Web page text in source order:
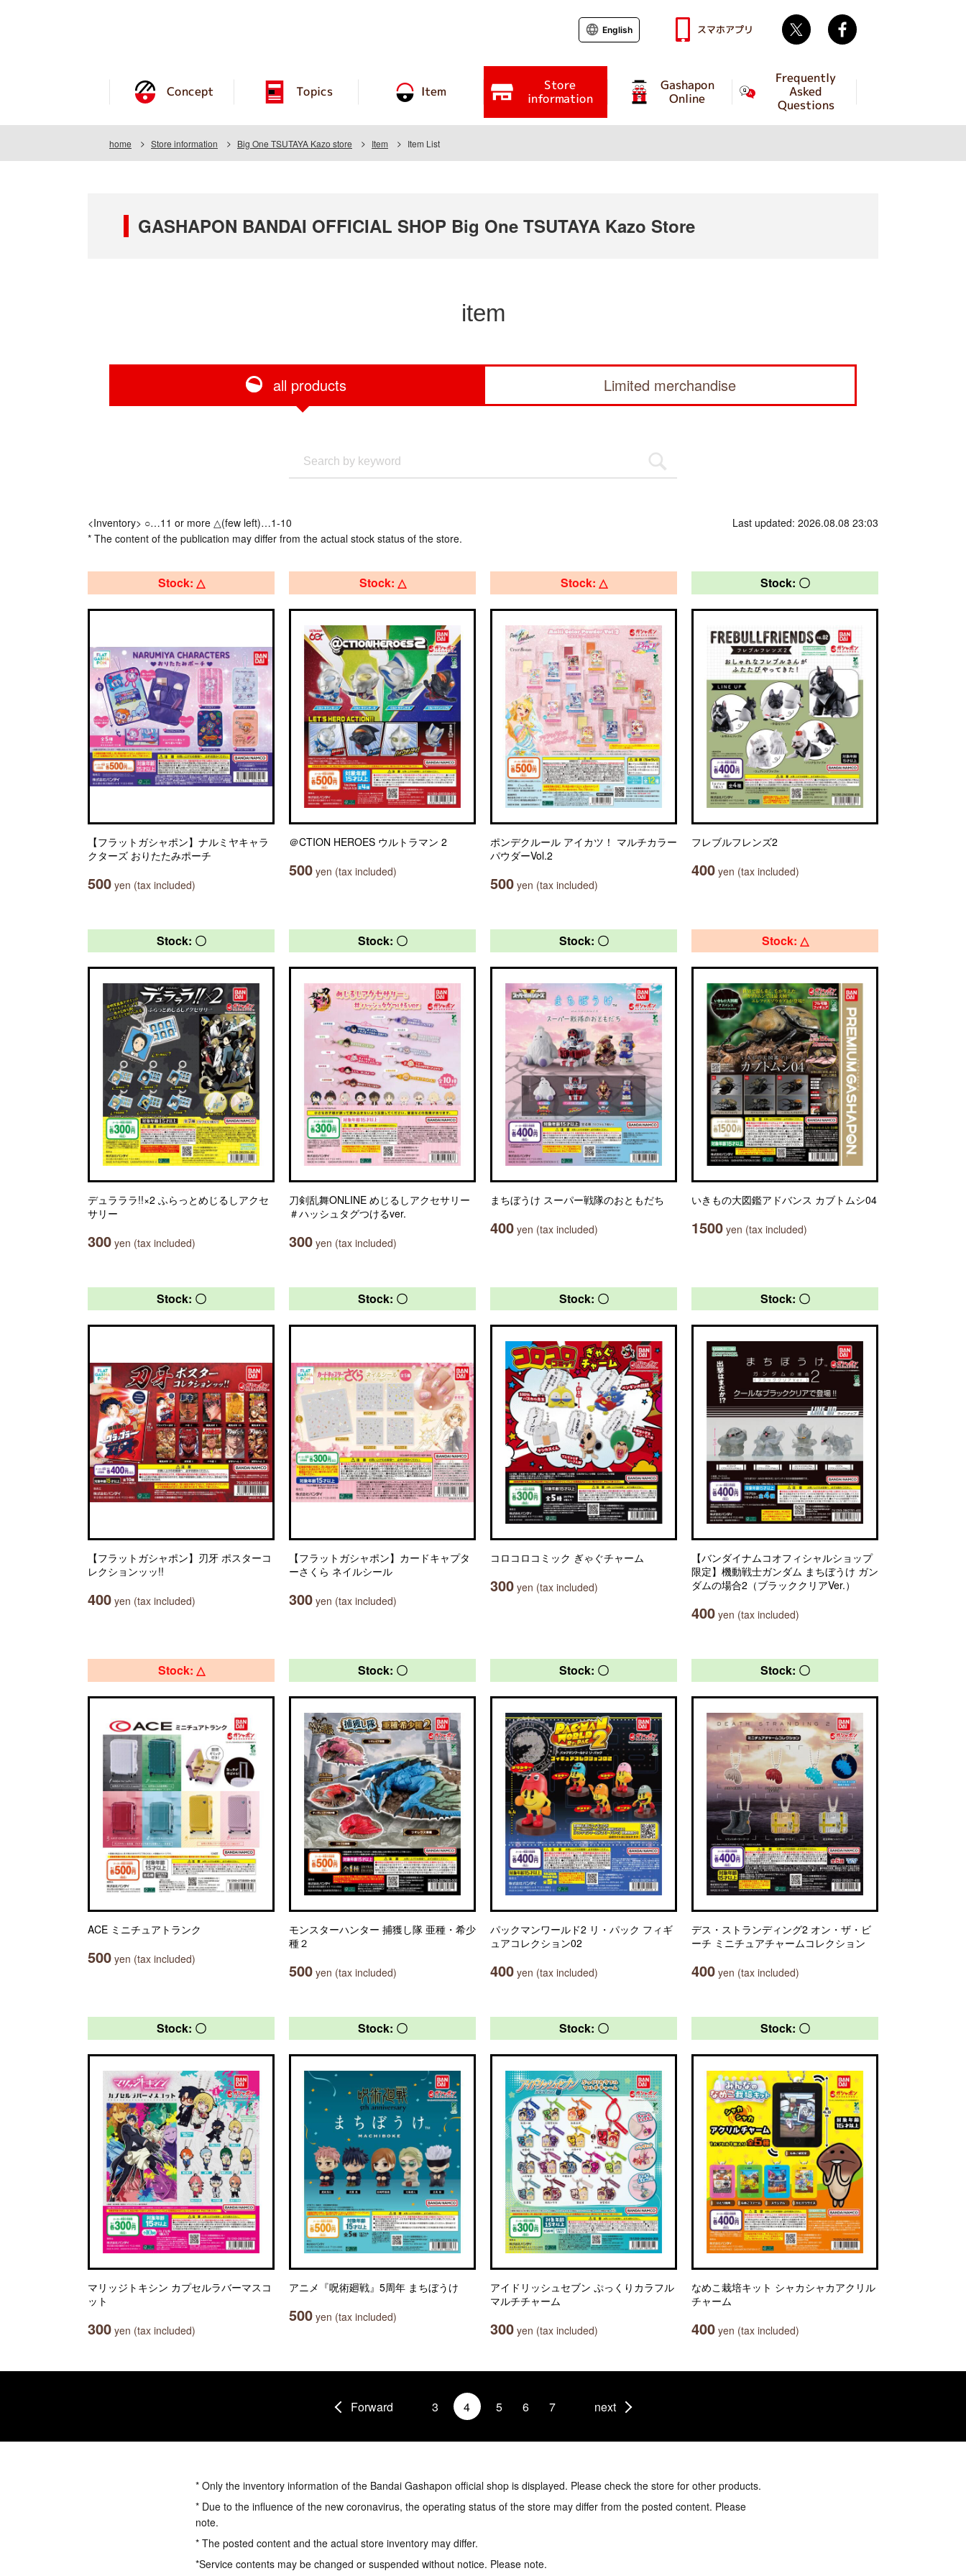
Concept Topics Item Store
information
Gashapon
Online
Frequently
Asked
Questions
English スマホアプリ Twitter
home Store information Big One TSUTAYA Kazo store Item Item List
GASHAPON BANDAI OFFICIAL SHOP Big One TSUTAYA Kazo Store
item
all products Limited merchandise
<Inventory> ○…11 or more △(few left)…1-10
* The content of the publication may differ from the actual stock status of the store.
Last updated: 2026.08.08 23:03
Stock: △
【フラットガシャポン】ナルミヤキャラ
クターズ おりたたみポーチ
500 yen (tax included)
Stock: △
＠CTION HEROES ウルトラマン 2
500 yen (tax included)
Stock: △
ポンデクルール アイカツ！ マルチカラー
パウダーVol.2
500 yen (tax included)
Stock: 〇
フレブルフレンズ2
400 yen (tax included)
Stock: 〇
デュラララ!!×2 ふらっとめじるしアクセ
サリー
300 yen (tax included)
Stock: 〇
刀剣乱舞ONLINE めじるしアクセサリー
＃ハッシュタグつけるver.
300 yen (tax included)
Stock: 〇
まちぼうけ スーパー戦隊のおともだち
400 yen (tax included)
Stock: △
いきもの大図鑑アドバンス カブトムシ04
1500 yen (tax included)
Stock: 〇
【フラットガシャポン】刃牙 ポスターコ
レクションッッ!!
400 yen (tax included)
Stock: 〇
【フラットガシャポン】カードキャプタ
ーさくら ネイルシール
300 yen (tax included)
Stock: 〇
コロコロコミック ぎゃぐチャーム
300 yen (tax included)
Stock: 〇
【バンダイナムコオフィシャルショップ
限定】機動戦士ガンダム まちぼうけ ガン
ダムの場合2（ブラッククリアVer.）
400 yen (tax included)
Stock: △
ACE ミニチュアトランク
500 yen (tax included)
Stock: 〇
モンスターハンター 捕獲し隊 亜種・希少
種２
500 yen (tax included)
Stock: 〇
パックマンワールド2 リ・パック フィギ
ュアコレクション02
400 yen (tax included)
Stock: 〇
デス・ストランディング2 オン・ザ・ビ
ーチ ミニチュアチャームコレクション
400 yen (tax included)
Stock: 〇
マリッジトキシン カプセルラバーマスコ
ット
300 yen (tax included)
Stock: 〇
アニメ『呪術廻戦』5周年 まちぼうけ
500 yen (tax included)
Stock: 〇
アイドリッシュセブン ぷっくりカラフル
マルチチャーム
300 yen (tax included)
Stock: 〇
なめこ栽培キット シャカシャカアクリル
チャーム
400 yen (tax included)
Forward 3 4 5 6 7 next
* Only the inventory information of the Bandai Gashapon official shop is displayed. Please check the store for other products.
* Due to the influence of the new coronavirus, the operating status of the store may differ from the posted content. Please
note.
* The posted content and the actual store inventory may differ.
*Service contents may be changed or suspended without notice. Please note.